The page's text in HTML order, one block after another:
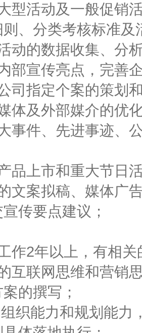
型活动及一般促销
、分类考核标准
动的数据收集、
部宣传亮点，完善
司指定个案的策
体及外部媒介的优
事件、先进事迹、
品上市和重大节日
文案拟稿、媒体广
传要点建议；
作2年以上，有相
互联网思维和营销
的撰写；
织能力和规划能力